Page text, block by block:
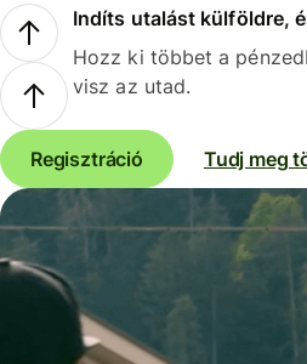
Indíts utalást külföldre,
Hozz ki többet a
visz az utad.
Regisztráció Tudj meg